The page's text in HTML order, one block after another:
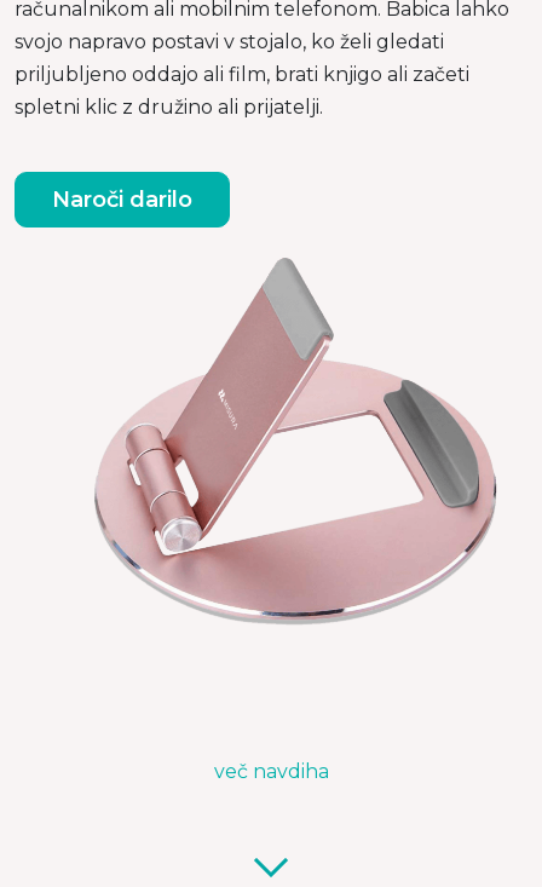
računalnikom ali mobilnim telefonom. Babica lahko
svojo napravo postavi v stojalo, ko želi gledati
priljubljeno oddajo ali film, brati knjigo ali začeti
spletni klic z družino ali prijatelji.
Naroči darilo
več navdiha